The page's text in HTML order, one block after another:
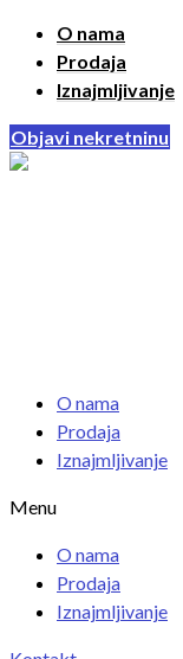
O nama
Prodaja
Iznajmljivanje
Objavi nekretninu
O nama
Prodaja
Iznajmljivanje
Menu
O nama
Prodaja
Iznajmljivanje